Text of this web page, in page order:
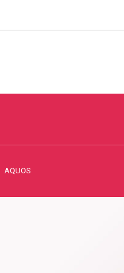
お知らせ キャンペーン情報
AQUOS